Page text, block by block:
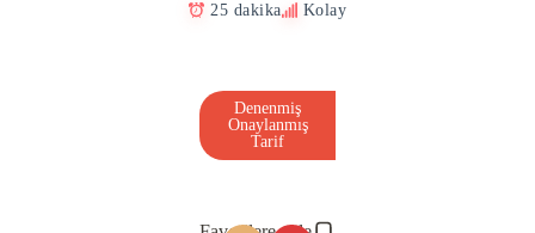
25 dakika Kolay
Denenmiş
Onaylanmış
Tarif